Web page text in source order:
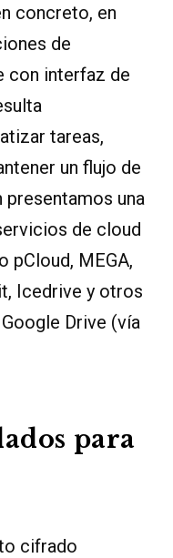
concreto, en
de
con interfaz de
tareas,
un flujo de
una
de cloud
pCloud, MEGA,
Icedrive y otros
Drive (vía
para
cifrado